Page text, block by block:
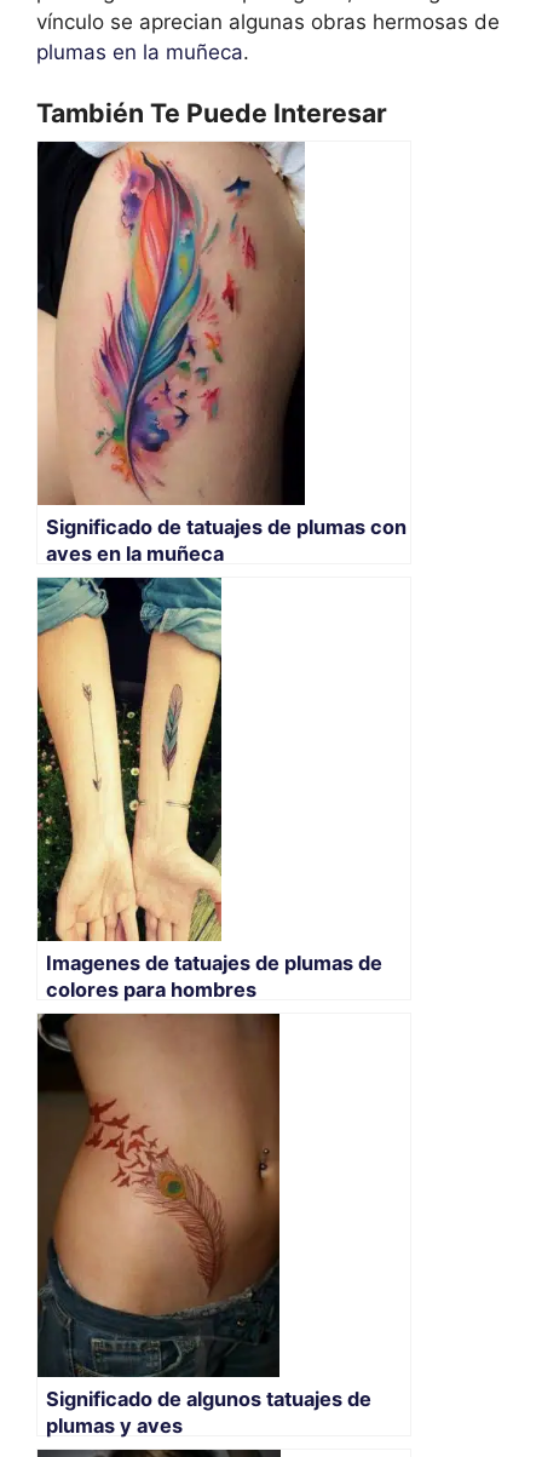
vínculo se aprecian algunas obras hermosas de
plumas en la muñeca.
También Te Puede Interesar
Significado de tatuajes de plumas con
aves en la muñeca
Imagenes de tatuajes de plumas de
colores para hombres
Significado de algunos tatuajes de
plumas y aves